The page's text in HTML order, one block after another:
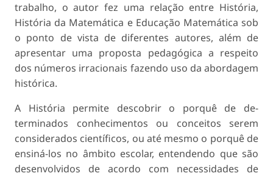
trabalho, o autor fez uma relação entre História,
História da Matemática e Educação Matemática sob
o ponto de vista de diferentes au­tores, além de
apresentar uma proposta pedagógica a respeito
dos números irracionais fazendo uso da abordagem
histórica.
A História permite descobrir o porquê de de­
terminados conhecimentos ou conceitos serem
considerados científicos, ou até mesmo o porquê de
ensiná-los no âmbito escolar, entendendo que são
desenvolvidos de acordo com necessidades de